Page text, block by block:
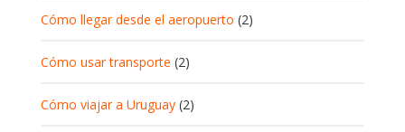
Cómo llegar desde el aeropuerto (2)
Cómo usar transporte (2)
Cómo viajar a Uruguay (2)